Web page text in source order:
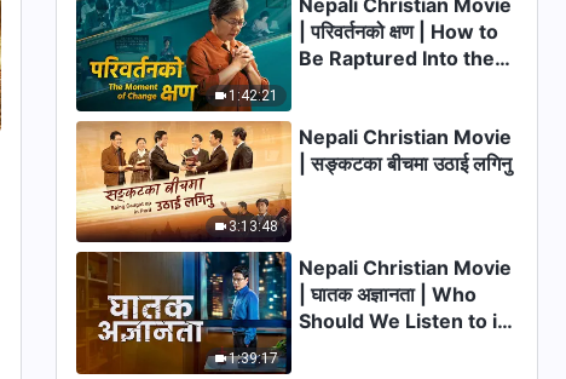
35:16
परमेश्‍वरको वचन | “मानिसलाई परमेश्‍वरको
व्यवस्थापनको बीचमा मात्रै मुक्त गरिन
सकिन्छ”
47:31
परमेश्‍वरको वचन | “परमेश्‍वरको न्याय र
सजायमा उहाँ देखा पर्नुभएको घटनालाई
We Enter the Kingdom
of God?
1:42:21
Nepali Christian Movie
| परिवर्तनको क्षण | How to
Be Raptured Into the
3:13:48
Nepali Christian Movie
| सङ्कटका बीचमा उठाई लगिनु
1:39:17
Nepali Christian Movie
| घातक अज्ञानता | Who
Should We Listen to in